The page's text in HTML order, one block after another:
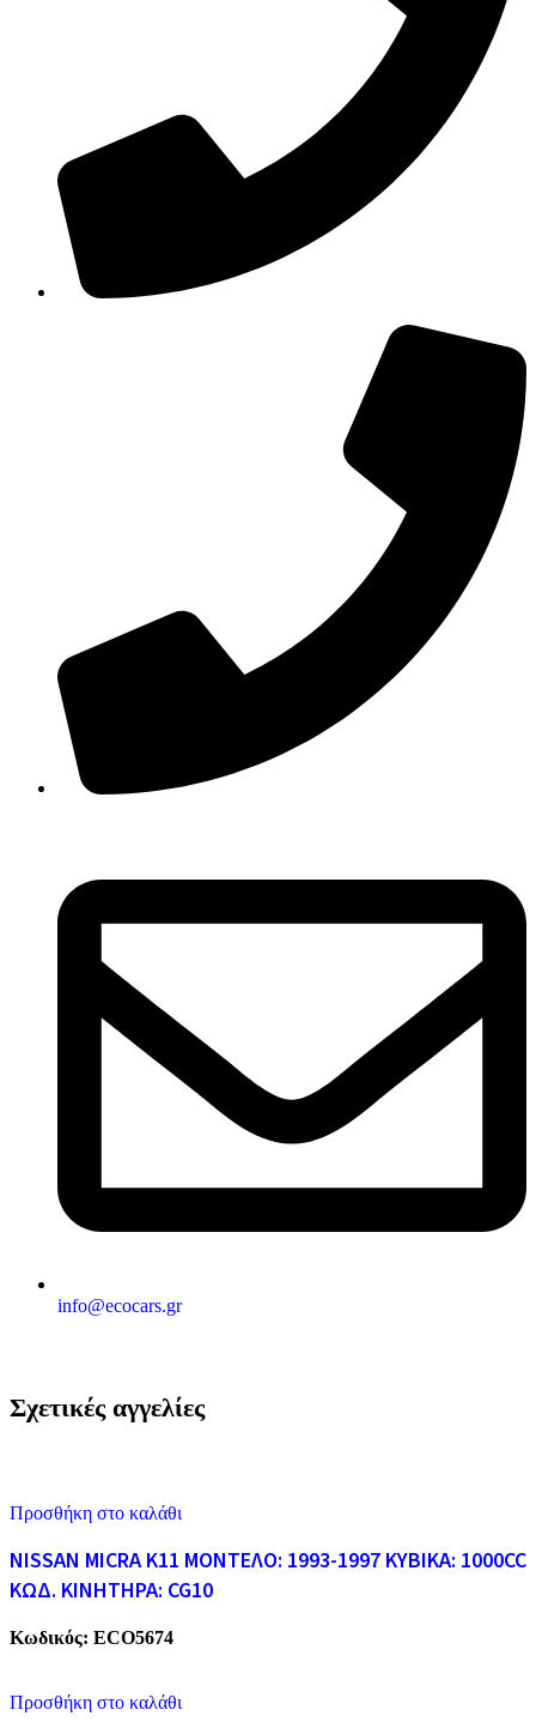
info@ecocars.gr
Σχετικές αγγελίες
Προσθήκη στο καλάθι
NISSAN MICRA K11 ΜΟΝΤΕΛΟ: 1993-1997 ΚΥΒΙΚΑ: 1000CC
ΚΩΔ. ΚΙΝΗΤΗΡΑ: CG10
Κωδικός: ECO5674
Προσθήκη στο καλάθι